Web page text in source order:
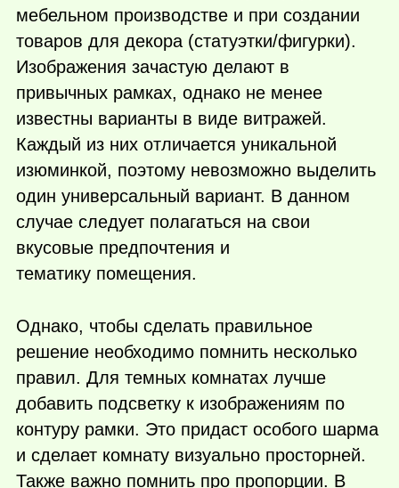
мебельном производстве и при создании
товаров для декора (статуэтки/фигурки).
Изображения зачастую делают в
привычных рамках, однако не менее
известны варианты в виде витражей.
Каждый из них отличается уникальной
изюминкой, поэтому невозможно выделить
один универсальный вариант. В данном
случае следует полагаться на свои
вкусовые предпочтения и
тематику помещения.
Однако, чтобы сделать правильное
решение необходимо помнить несколько
правил. Для темных комнатах лучше
добавить подсветку к изображениям по
контуру рамки. Это придаст особого шарма
и сделает комнату визуально просторней.
Также важно помнить про пропорции. В